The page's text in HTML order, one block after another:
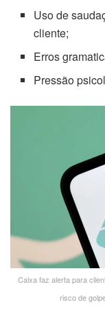
Uso de
cliente;
Erros
Pressão
Caixa faz alerta para
risco de